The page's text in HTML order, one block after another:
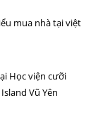
mua nhà tại việt
Học viện cưỡi
Vũ Yên